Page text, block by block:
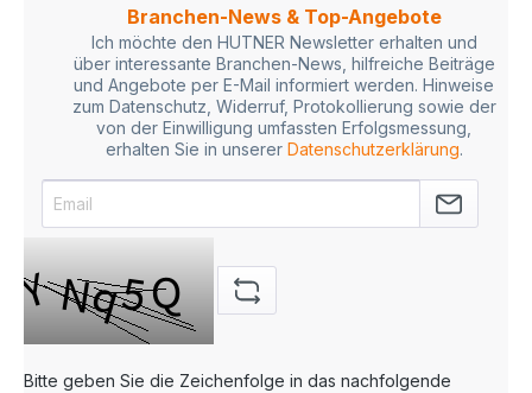
Branchen-News & Top-Angebote
Ich möchte den HUTNER Newsletter erhalten und
über interessante Branchen-News, hilfreiche Beiträge
und Angebote per E-Mail informiert werden. Hinweise
zum Datenschutz, Widerruf, Protokollierung sowie der
von der Einwilligung umfassten Erfolgsmessung,
erhalten Sie in unserer Datenschutzerklärung.
Bitte geben Sie die Zeichenfolge in das nachfolgende